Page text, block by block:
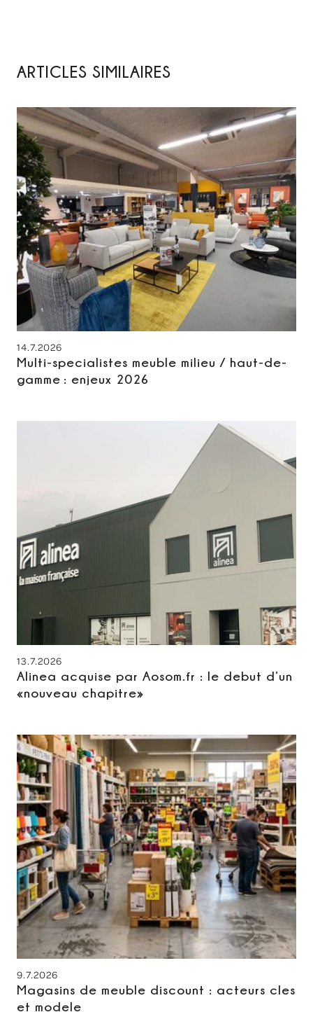
ARTICLES SIMILAIRES
14.7.2026
Multi-specialistes meuble milieu / haut-de-
gamme : enjeux 2026
13.7.2026
Alinea acquise par Aosom.fr : le debut d’un
«nouveau chapitre»
9.7.2026
Magasins de meuble discount : acteurs cles
et modele